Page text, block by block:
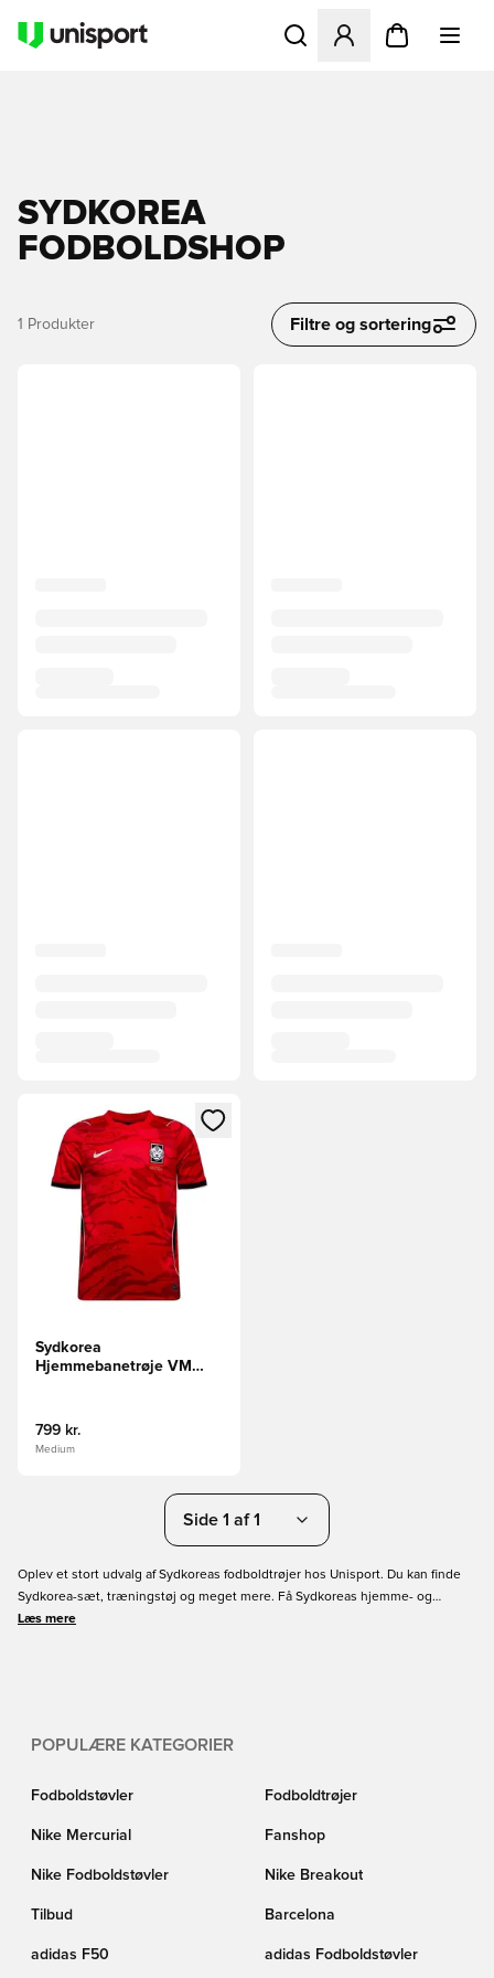
Åbner en Modal til at
SYDKOREA
FODBOLDSHOP
1 Produkter Filtre og sortering
Åbner en Modal til at logge ind eller tilmelde dig som
Sydkorea
Hjemmebanetrøje VM
799 kr.
Medium
Side 1 af 1
Oplev et stort udvalg af Sydkoreas fodboldtrøjer hos Unisport. Du kan finde
Sydkorea-sæt, træningstøj og meget mere. Få Sydkoreas hjemme- og
udebanedragter i alle størrelser til børn og voksne. Vi tilbyder dig
Læs mere
POPULÆRE KATEGORIER
Fodboldstøvler Fodboldtrøjer
Nike Mercurial Fanshop
Nike Fodboldstøvler Nike Breakout
Tilbud Barcelona
adidas F50 adidas Fodboldstøvler